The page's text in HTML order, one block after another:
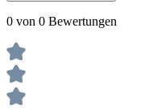
0 von 0 Bewertungen